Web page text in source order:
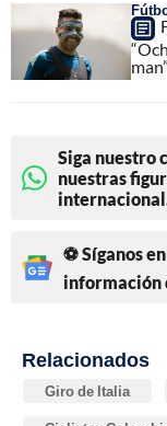
man”
Siga nuestro
nuestras
⚽ Síganos
información
Relacionados
Giro de Italia